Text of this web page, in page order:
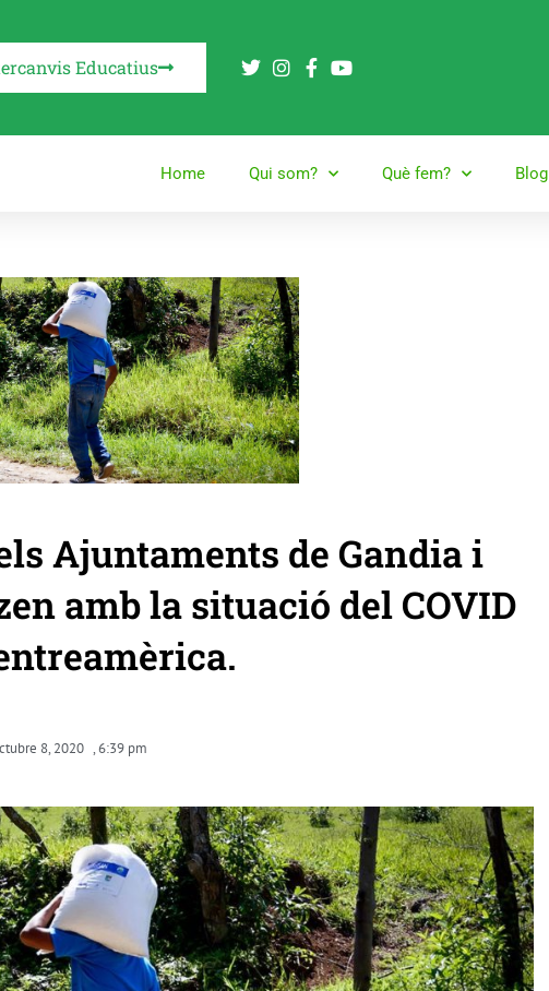
Educatius
Home Qui som? Què fem? Blog
Ajuntaments de Gandia i
amb la situació del COVID
8, 2020 , 6:39 pm